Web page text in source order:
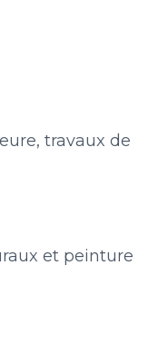
travaux de
et peinture